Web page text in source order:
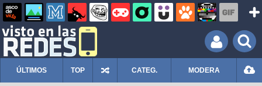
ÚLTIMOS TOP CATEG. MODERA